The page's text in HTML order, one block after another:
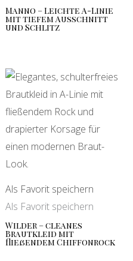
Manno – Leichte A-Linie
mit tiefem Ausschnitt
und Schlitz
Als Favorit speichern
Als Favorit speichern
Wilder – cleanes
Brautkleid mit
fließendem Chiffonrock